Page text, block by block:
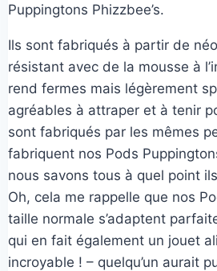
Puppingtons Phizzbee’s.
Ils sont fabriqués à partir de
résistant avec de la mousse à
rend fermes mais légèrement
agréables à attraper et à tenir
sont fabriqués par les mêmes
fabriquent nos Pods
nous savons tous à quel point
Oh, cela me rappelle que nos
taille normale s’adaptent
qui en fait également un jouet
incroyable ! – quelqu’un aurait